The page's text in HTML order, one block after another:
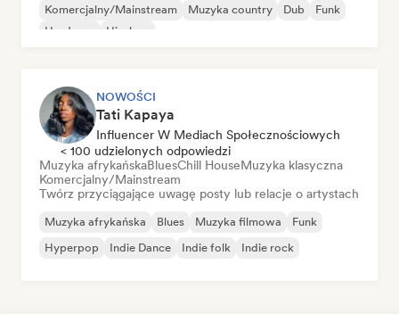
Komercjalny/Mainstream
Muzyka country Dub
Funk
Hardcore
Hip-hop
NOWOŚCI
Tati Kapaya
Influencer W Mediach Społecznościowych
< 100 udzielonych odpowiedzi
Muzyka afrykańskaBluesChill HouseMuzyka klasyczna
Komercjalny/Mainstream
Twórz przyciągające uwagę posty lub relacje o artystach
Muzyka afrykańska Blues Muzyka filmowa
Funk
Hyperpop
Indie Dance Indie folk Indie rock